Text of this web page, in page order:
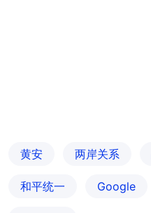
黄安 两岸关系
和平统一 Google